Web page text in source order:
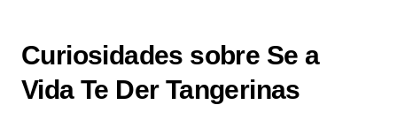
Curiosidades sobre Se a
Vida Te Der Tangerinas